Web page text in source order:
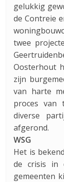
gelukkig
de Contreie
twee
Oosterhout
zijn
van harte
proces van
diverse
afgerond.
WSG
Het is
de crisis in
gemeenten